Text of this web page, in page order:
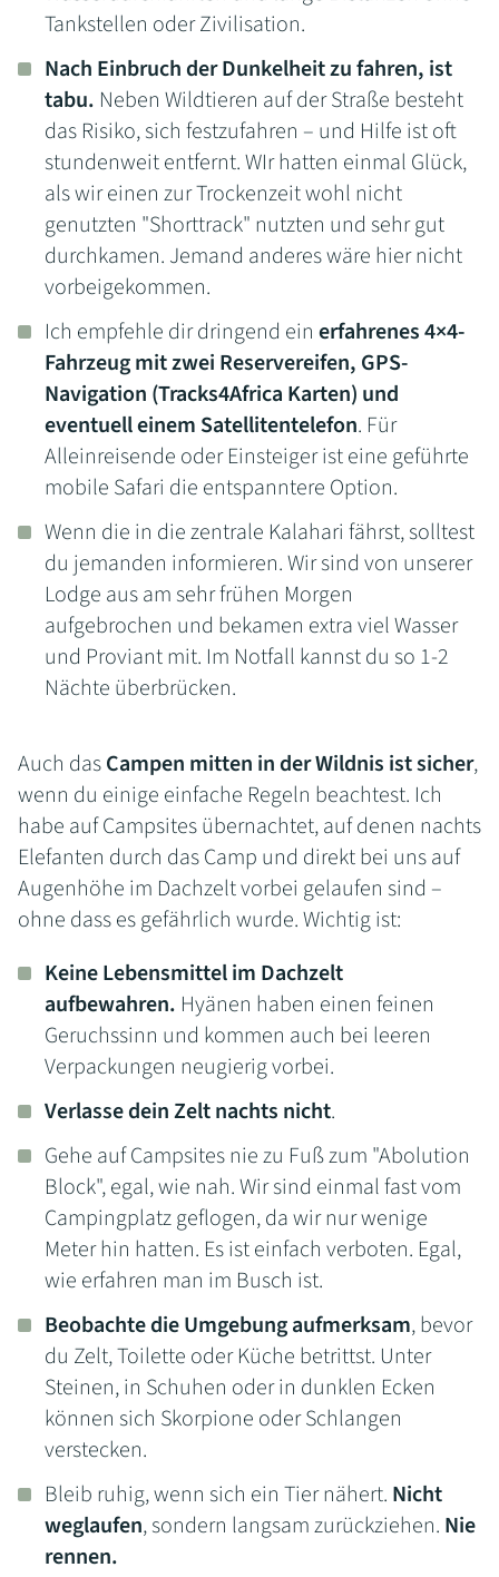
Tankstellen oder Zivilisation.
Nach Einbruch der Dunkelheit zu fahren, ist
tabu. Neben Wildtieren auf der Straße besteht
das Risiko, sich festzufahren – und Hilfe ist oft
stundenweit entfernt. WIr hatten einmal Glück,
als wir einen zur Trockenzeit wohl nicht
genutzten "Shorttrack" nutzten und sehr gut
durchkamen. Jemand anderes wäre hier nicht
vorbeigekommen.
Ich empfehle dir dringend ein erfahrenes 4×4-
Fahrzeug mit zwei Reservereifen, GPS-
Navigation (Tracks4Africa Karten) und
eventuell einem Satellitentelefon. Für
Alleinreisende oder Einsteiger ist eine geführte
mobile Safari die entspanntere Option.
Wenn die in die zentrale Kalahari fährst, solltest
du jemanden informieren. Wir sind von unserer
Lodge aus am sehr frühen Morgen
aufgebrochen und bekamen extra viel Wasser
und Proviant mit. Im Notfall kannst du so 1-2
Nächte überbrücken.
Auch dasCampen mitten in der Wildnis ist sicher,
wenn du einige einfache Regeln beachtest. Ich
habe auf Campsites übernachtet, auf denen nachts
Elefanten durch das Camp und direkt bei uns auf
Augenhöhe im Dachzelt vorbei gelaufen sind –
ohne dass es gefährlich wurde. Wichtig ist:
Keine Lebensmittel im Dachzelt
aufbewahren. Hyänen haben einen feinen
Geruchssinn und kommen auch bei leeren
Verpackungen neugierig vorbei.
Verlasse dein Zelt nachts nicht.
Gehe auf Campsites nie zu Fuß zum "Abolution
Block", egal, wie nah. Wir sind einmal fast vom
Campingplatz geflogen, da wir nur wenige
Meter hin hatten. Es ist einfach verboten. Egal,
wie erfahren man im Busch ist.
Beobachte die Umgebung aufmerksam, bevor
du Zelt, Toilette oder Küche betrittst. Unter
Steinen, in Schuhen oder in dunklen Ecken
können sich Skorpione oder Schlangen
verstecken.
Bleib ruhig, wenn sich ein Tier nähert. Nicht
weglaufen, sondern langsam zurückziehen. Nie
rennen.